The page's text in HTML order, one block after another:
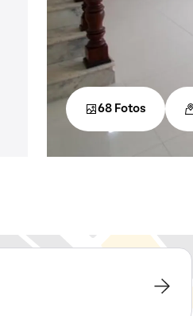
68 Fotos